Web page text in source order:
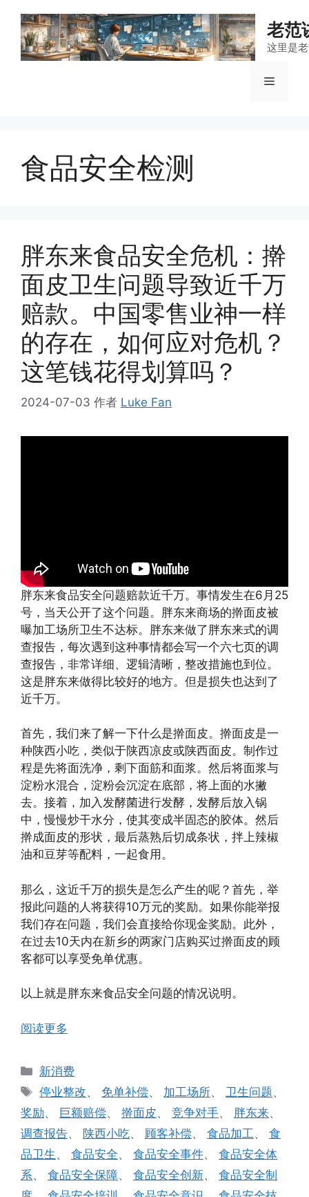
老范
这里是
菜
食品安全检测
胖东来食品安全危机：擀
面皮卫生问题导致近千万
赔款。中国零售业神一样
的存在，如何应对危机？
这笔钱花得划算吗？
2024-07-03 作者 Luke Fan
胖东来食品安全问题赔款近千万。事情发生在6月25
号，当天公开了这个问题。胖东来商场的擀面皮被
曝加工场所卫生不达标。胖东来做了胖东来式的调
查报告，每次遇到这种事情都会写一个六七页的调
查报告，非常详细、逻辑清晰，整改措施也到位。
这是胖东来做得比较好的地方。但是损失也达到了
近千万。
首先，我们来了解一下什么是擀面皮。擀面皮是一
种陕西小吃，类似于陕西凉皮或陕西面皮。制作过
程是先将面洗净，剩下面筋和面浆。然后将面浆与
淀粉水混合，淀粉会沉淀在底部，将上面的水撇
去。接着，加入发酵菌进行发酵，发酵后放入锅
中，慢慢炒干水分，使其变成半固态的胶体。然后
擀成面皮的形状，最后蒸熟后切成条状，拌上辣椒
油和豆芽等配料，一起食用。
那么，这近千万的损失是怎么产生的呢？首先，举
报此问题的人将获得10万元的奖励。如果你能举报
我们存在问题，我们会直接给你现金奖励。此外，
在过去10天内在新乡的两家门店购买过擀面皮的顾
客都可以享受免单优惠。
以上就是胖东来食品安全问题的情况说明。
阅读更多
分
类
新消费
标
签
停业整改、免单补偿、 加工场所、 卫生问题、
奖励、 巨额赔偿、 擀面皮、 竞争对手、 胖东来、
调查报告、 陕西小吃、 顾客补偿、 食品加工 、 食
品卫生 、 食品安全、 食品安全事件、 食品安全体
系、 食品安全保障、 食品安全创新、 食品安全制